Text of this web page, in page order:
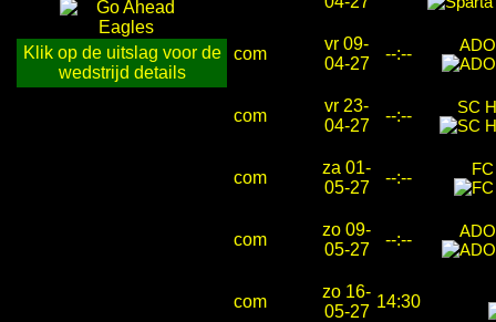
Klik op de uitslag voor de
wedstrijd details
com
vr 09-
04-27
--:--
com
vr 23-
04-27
--:-- SC
com
za 01-
05-27
--:--
com
zo 09-
05-27
--:--
com
zo 16-
05-27
14:30